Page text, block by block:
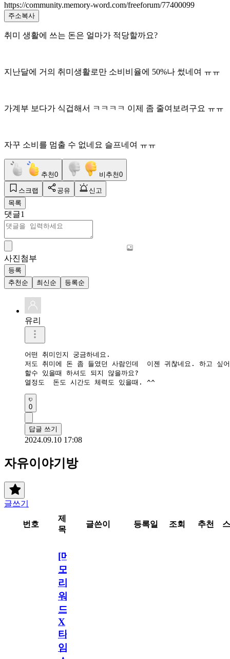
https://community.memory-word.com/freeforum/77400099
주소복사
취미 생활에 쓰는 돈은 얼마가 적당할까요?
지난달에 거의 취미생활로만 소비비율에 50%나 썼네여 ㅠㅠ
가계부 보다가 식겁해서 ㅋㅋㅋㅋ 이제 좀 줄여보려구요 ㅠㅠ
자꾸 소비를 멈출 수 없네요 슬프네여 ㅠㅠ
추천0 비추천0
스크랩 공유
신고
목록
댓글1
사진첨부
등록
추천순
최신순 등록순
유리
어떤 취미인지 궁금하네요.
저도 취미에 돈 좀 들였던 사람인데  이젠 귀찮네요. 하고 싶
할수 있을때 하셔도 되지 않을까요?
열정도  돈도 시간도 체력도 있을때. ^^
0
답글 쓰기
2024.09.10 17:08
자유이야기방
글쓰기
번호
제
목
글쓴이 등록일 조회 추천
[메
모
리
워
드
X
타
임